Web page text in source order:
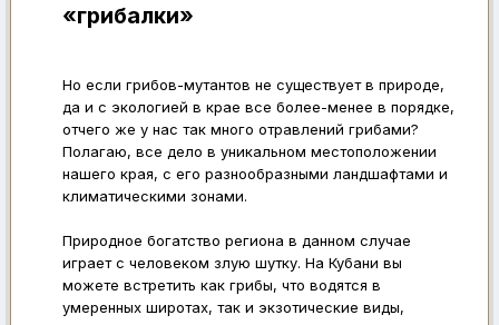
«грибалки»
Но если грибов-мутантов не существует в природе,
да и с экологией в крае все более-менее в порядке,
отчего же у нас так много отравлений грибами?
Полагаю, все дело в уникальном местоположении
нашего края, с его разнообразными ландшафтами и
климатическими зонами.
Природное богатство региона в данном случае
играет с человеком злую шутку. На Кубани вы
можете встретить как грибы, что водятся в
умеренных широтах, так и экзотические виды,